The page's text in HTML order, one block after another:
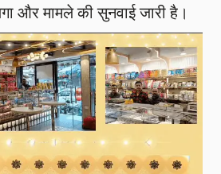
और मामले की सुनवाई जारी है।